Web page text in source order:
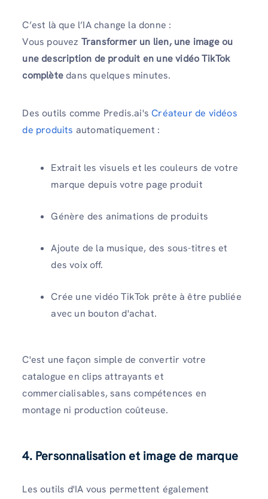
C’est là que l’IA change la donne :
Vous pouvez Transformer un lien, une image ou
une description de produit en une vidéo TikTok
complètedans quelques minutes.
Des outils comme Predis.ai'sCréateur de vidéos
de produits automatiquement :
Extrait les visuels et les couleurs de votre
marque depuis votre page produit
Génère des animations de produits
Ajoute de la musique, des sous-titres et
des voix off.
Crée une vidéo TikTok prête à être publiée
avec un bouton d'achat.
C'est une façon simple de convertir votre
catalogue en clips attrayants et
commercialisables, sans compétences en
montage ni production coûteuse.
4. Personnalisation et image de marque
Les outils d'IA vous permettent également